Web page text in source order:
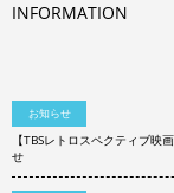
INFORMATION
お知らせ
【TBSレトロスペクティブ
せ